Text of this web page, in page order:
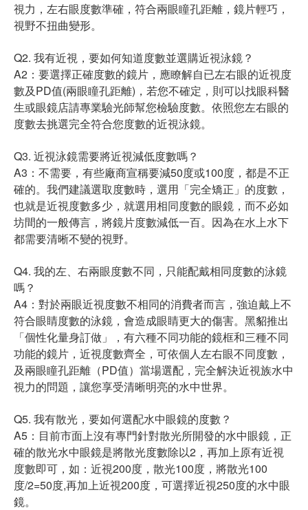
視力，左右眼度數準確，符合兩眼瞳孔距離，鏡片輕巧，
視野不扭曲變形。
Q2. 我有近視，要如何知道度數並選購近視泳鏡？
A2：要選擇正確度數的鏡片，應瞭解自已左右眼的近視度
數及PD值(兩眼瞳孔距離)，若您不確定，則可以找眼科醫
生或眼鏡店請專業驗光師幫您檢驗度數。依照您左右眼的
度數去挑選完全符合您度數的近視泳鏡。
Q3. 近視泳鏡需要將近視減低度數嗎？
A3：不需要，有些廠商宣稱要減50度或100度，都是不正
確的。我們建議選取度數時，選用「完全矯正」的度數，
也就是近視度數多少，就選用相同度數的眼鏡，而不必如
坊間的一般傳言，將鏡片度數減低一百。因為在水上水下
都需要清晰不變的視野。
Q4. 我的左、右兩眼度數不同，只能配戴相同度數的泳鏡
嗎？
A4：對於兩眼近視度數不相同的消費者而言，強迫戴上不
符合眼睛度數的泳鏡，會造成眼睛更大的傷害。黑貂推出
「個性化量身訂做」，有六種不同功能的鏡框和三種不同
功能的鏡片，近視度數齊全，可依個人左右眼不同度數，
及兩眼瞳孔距離（PD值）當場選配，完全解決近視族水中
視力的問題，讓您享受清晰明亮的水中世界。
Q5. 我有散光，要如何選配水中眼鏡的度數？
A5：目前市面上沒有專門針對散光所開發的水中眼鏡，正
確的散光水中眼鏡是將散光度數除以2，再加上原有近視
度數即可，如：近視200度，散光100度，將散光100
度/2=50度,再加上近視200度，可選擇近視250度的水中眼
鏡。